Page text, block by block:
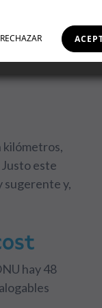
RECHAZAR
kilómetros,
este
sugerente y,
hay 48